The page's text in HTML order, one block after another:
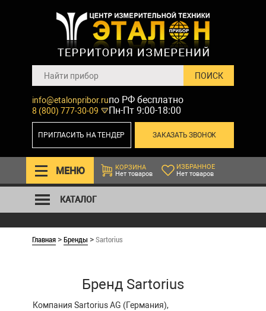
info@etalonpribor.ru
8 (800) 777-30-09
по РФ бесплатно
Пн-Пт 9:00-18:00
ЗАКАЗАТЬ ЗВОНОК
ПРИГЛАСИТЬ НА ТЕНДЕР
МЕНЮ
КОРЗИНА
Нет товаров
ИЗБРАННОЕ
Нет товаров
КАТАЛОГ
Главная >Бренды >Sartorius
Бренд Sartorius
Компания Sartorius AG (Германия),